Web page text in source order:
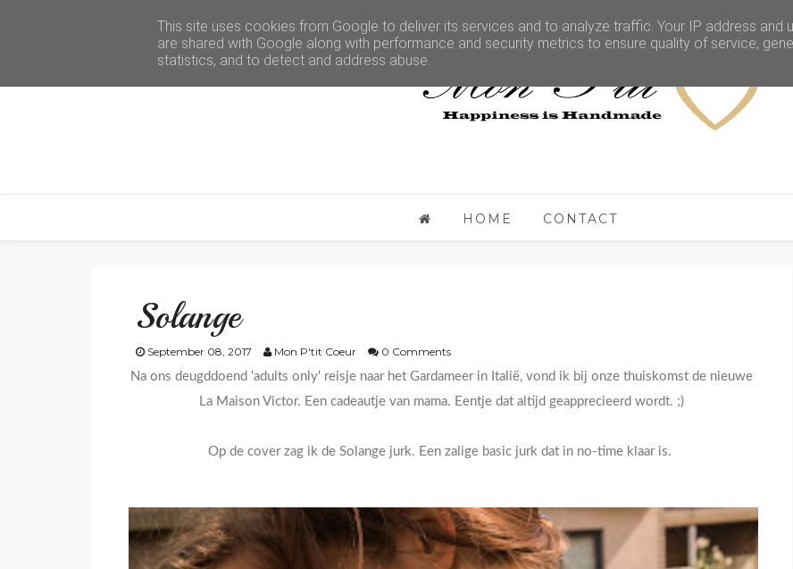
HOME CONTACT
Solange
September 08, 2017 Mon P'tit Coeur
0 Comments
Na ons deugddoend 'adults only' reisje naar het Gardameer in Italië, vond ik bij onze thuiskomst de nieuwe
La Maison Victor. Een cadeautje van mama. Eentje dat altijd geapprecieerd wordt. ;)
Op de cover zag ik de Solange jurk. Een zalige basic jurk dat in no-time klaar is.
This site uses cookies from Google to deliver its services and to analyze traffic. Your IP address and
are shared with Google along with performance and security metrics to ensure quality of service,
statistics, and to detect and address abuse.